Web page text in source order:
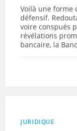
Voilà une forme
défensif.
voire conspués
révélations
bancaire, la
JURIDIQUE